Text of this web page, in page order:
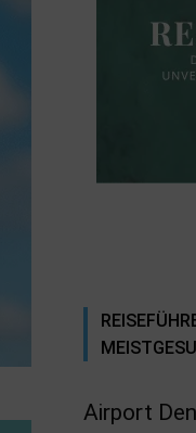
Airport